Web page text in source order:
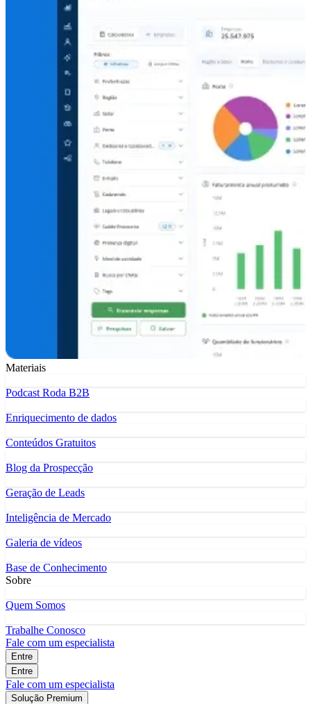
Materiais
Podcast Roda B2B
Enriquecimento de dados
Conteúdos Gratuitos
Blog da Prospecção
Geração de Leads
Inteligência de Mercado
Galeria de vídeos
Base de Conhecimento
Sobre
Quem Somos
Trabalhe Conosco
Fale com um especialista
Entre
Entre
Fale com um especialista
Solução Premium